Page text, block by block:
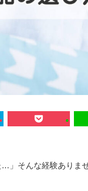
…」そんな経験ありま